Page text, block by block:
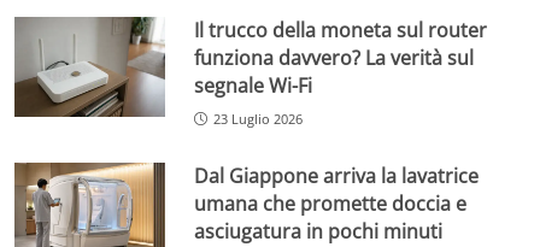
Il trucco della moneta sul router
funziona davvero? La verità sul
segnale Wi-Fi
23 Luglio 2026
Dal Giappone arriva la lavatrice
umana che promette doccia e
asciugatura in pochi minuti